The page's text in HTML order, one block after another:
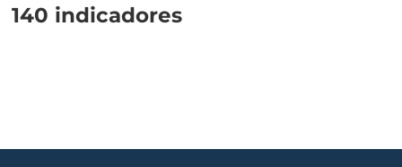
140 indicadores